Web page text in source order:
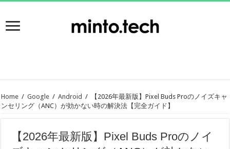
Home / Google / Android /
【2026年最新版】Pixel Buds Proのノイズキャ
ンセリング（ANC）が効かない時の解決法【完全ガイド】
【2026年最新版】Pixel Buds Proのノイ